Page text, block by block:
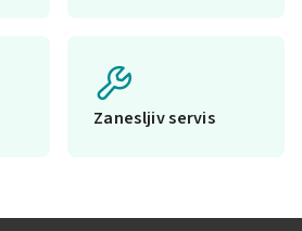
Zanesljiv servis